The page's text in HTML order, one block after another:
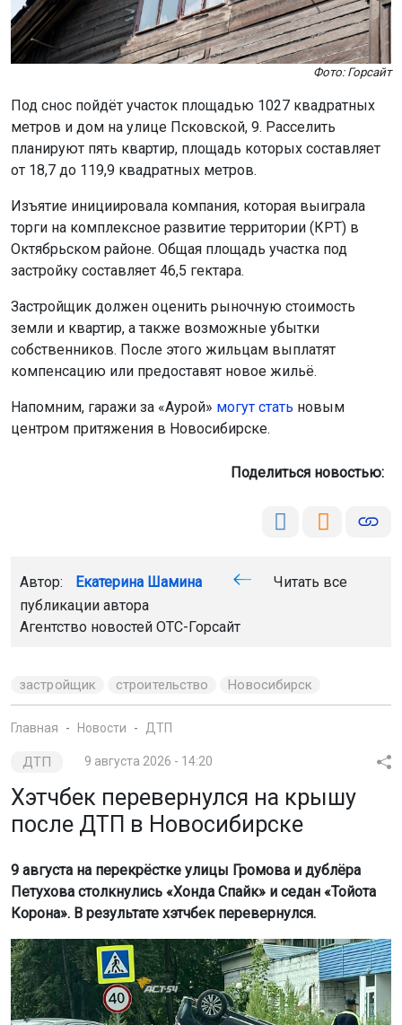
Фото: Горсайт
Под снос пойдёт участок площадью 1027 квадратных
метров и дом на улице Псковской, 9. Расселить
планируют пять квартир, площадь которых составляет
от 18,7 до 119,9 квадратных метров.
Изъятие инициировала компания, которая выиграла
торги на комплексное развитие территории (КРТ) в
Октябрьском районе. Общая площадь участка под
застройку составляет 46,5 гектара.
Застройщик должен оценить рыночную стоимость
земли и квартир, а также возможные убытки
собственников. После этого жильцам выплатят
компенсацию или предоставят новое жильё.
Напомним, гаражи за «Аурой» могут стать новым
центром притяжения в Новосибирске.
Поделиться новостью:
Автор: Екатерина Шамина
Читать все
публикации автора
Агентство новостей ОТС-Горсайт
застройщик строительство Новосибирск
Главная Новости ДТП
ДТП 9 августа 2026 - 14:20
Хэтчбек перевернулся на крышу
после ДТП в Новосибирске
9 августа на перекрёстке улицы Громова и дублёра
Петухова столкнулись «Хонда Спайк» и седан «Тойота
Корона». В результате хэтчбек перевернулся.